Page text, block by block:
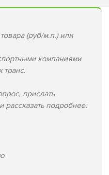
(руб/м.п.) или
компаниями
прислать
рассказать подробнее: